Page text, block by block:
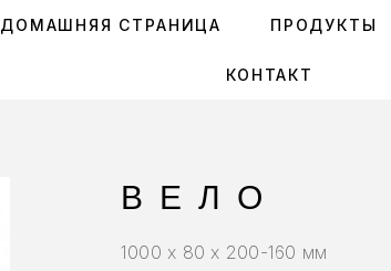
ДОМАШНЯЯ СТРАНИЦА ПРОДУКТЫ
КОНТАКТ
ВЕЛО
1000 x 80 x 200-160 мм